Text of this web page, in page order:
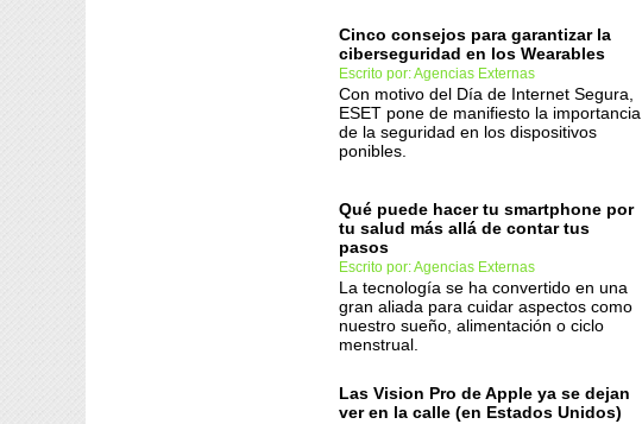
Cinco consejos para garantizar la
ciberseguridad en los Wearables
Escrito por: Agencias Externas
Con motivo del Día de Internet Segura,
ESET pone de manifiesto la importancia
de la seguridad en los dispositivos
ponibles.
Qué puede hacer tu smartphone por
tu salud más allá de contar tus
pasos
Escrito por: Agencias Externas
La tecnología se ha convertido en una
gran aliada para cuidar aspectos como
nuestro sueño, alimentación o ciclo
menstrual.
Las Vision Pro de Apple ya se dejan
ver en la calle (en Estados Unidos)